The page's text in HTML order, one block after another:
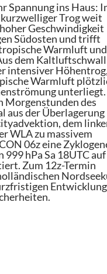
Spannung ins Haus:
Trog weit
Geschwindigkeit
Südosten und trifft
Warmluft
dem Kaltluftschwall
intensiver
Warmluft
unterliegt.
Morgenstunden des
aus der Überlagerung
dem
WLA zu massivem
06z eine
hPa Sa 18UTC
Zum 12z-Termin
Entwicklung